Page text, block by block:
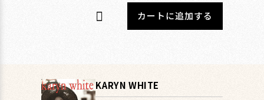
カートに追加する
KARYN WHITE